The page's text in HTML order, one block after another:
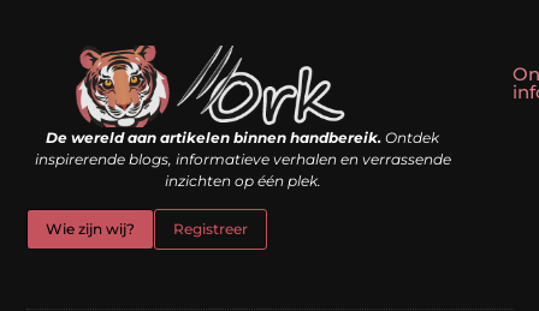
De wereld aan artikelen binnen handbereik. Ontdek
inspirerende blogs, informatieve verhalen en verrassende
inzichten op één plek.
Wie zijn wij? Registreer